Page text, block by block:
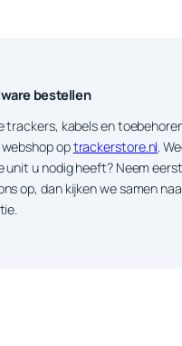
bestellen
trackers, kabels en
optrackerstore.nl.
unit u nodig heeft? Neem
op, dan kijken we samen